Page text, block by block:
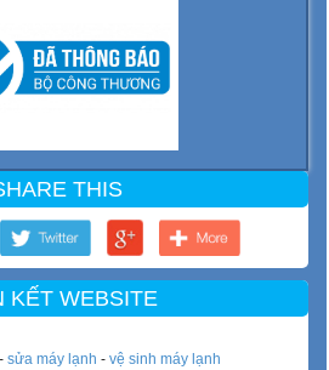
THIS
KẾT WEBSITE
- sửa máy lạnh - vệ sinh máy lạnh